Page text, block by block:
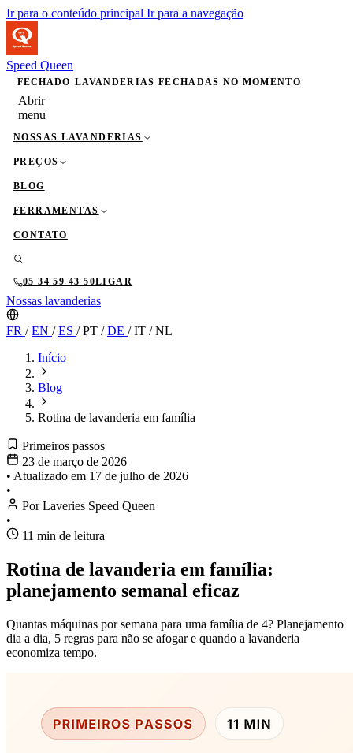
Ir para o conteúdo principal Ir para a navegação
Speed Queen
FECHADO LAVANDERIAS FECHADAS NO MOMENTO
Abrir
menu
NOSSAS LAVANDERIAS
PREÇOS
BLOG
FERRAMENTAS
CONTATO
05 34 59 43 50LIGAR
Nossas lavanderias
FR /EN /ES /PT /DE /IT /NL
Início
Blog
Rotina de lavanderia em família
Primeiros passos
23 de março de 2026
• Atualizado em 17 de julho de 2026
•
Por Laveries Speed Queen
•
11 min de leitura
Rotina de lavanderia em família:
planejamento semanal eficaz
Quantas máquinas por semana para uma família de 4? Planejamento
dia a dia, 5 regras para não se afogar e quando a lavanderia
economiza tempo.